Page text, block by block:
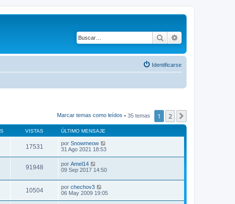
Buscar
Identificarse
Marcar temas como leídos • 35 temas 1 2
VISTAS ÚLTIMO MENSAJE
17531 por Snowmeow
31 Ago 2021 18:53
91948 por Amel14
09 Sep 2017 14:50
10504 por chechov3
06 May 2009 19:05